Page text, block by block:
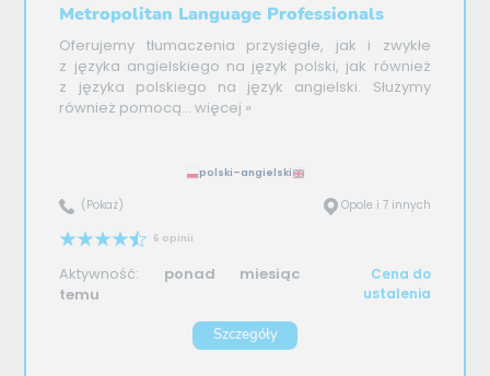
Metropolitan Language Professionals
Oferujemy tłumaczenia przysięgłe, jak i zwykłe
z języka angielskiego na język polski, jak również
z języka polskiego na język angielski. Służymy
również pomocą... więcej »
polski–angielski
(Pokaż) Opole i 7 innych
6 opinii
Aktywność: ponad miesiąc
temu
Cena do
ustalenia
Szczegóły